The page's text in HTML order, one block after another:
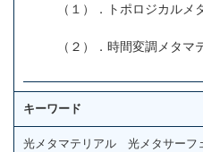
（１）．トポロジカルメ
（２）．時間変調メタマ
キーワード
光メタマテリアル 光メタサー